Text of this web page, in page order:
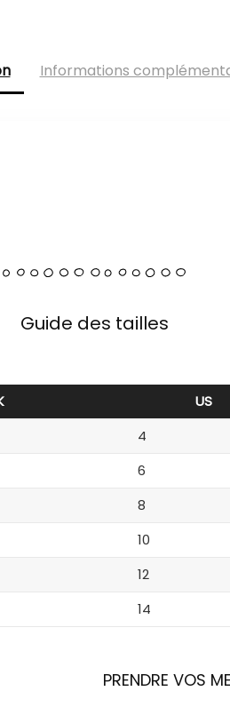
Informations
Guide des tailles
US
4
6
8
10
12
14
PRENDRE VOS